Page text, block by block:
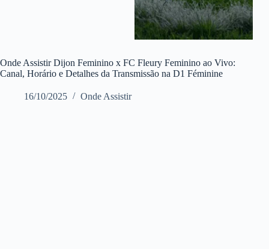
Onde Assistir Dijon Feminino x FC Fleury Feminino ao Vivo:
Canal, Horário e Detalhes da Transmissão na D1 Féminine
16/10/2025 Onde Assistir